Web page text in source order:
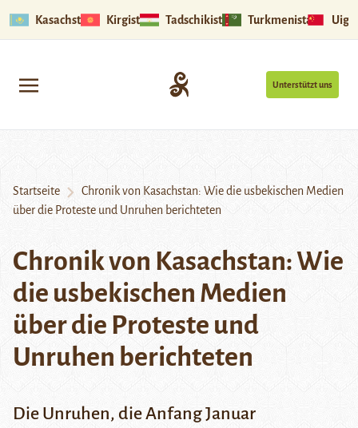
Kasachstan Kirgistan Tadschikistan Turkmenistan
Unterstützt uns
Startseite
Chronik von Kasachstan: Wie die usbekischen Medien
über die Proteste und Unruhen berichteten
Chronik von Kasachstan: Wie
die usbekischen Medien
über die Proteste und
Unruhen berichteten
Die Unruhen, die Anfang Januar